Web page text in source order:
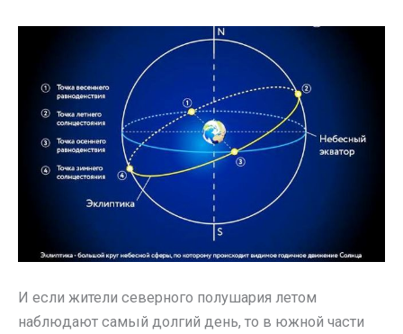
И если жители северного полушария летом
наблюдают самый долгий день, то в южной части